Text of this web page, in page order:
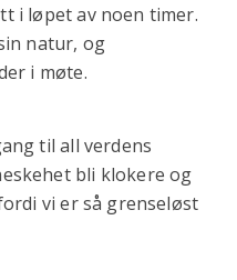
i løpet av noen timer.
natur, og
i møte.
til all verdens
bli klokere og
vi er så grenseløst